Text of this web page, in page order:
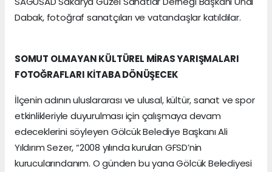
Dabak, fotoğraf sanatçıları ve vatandaşlar katıldılar.
SOMUT OLMAYAN KÜLTÜREL MİRAS YARIŞMALARI
FOTOĞRAFLARI KİTABA DÖNÜŞECEK
İlçenin adının uluslararası ve ulusal, kültür, sanat ve spor
etkinlikleriyle duyurulması için çalışmaya devam
edeceklerini söyleyen Gölcük Belediye Başkanı Ali
Yıldırım Sezer, “2008 yılında kurulan GFSD’nin
kurucularındanım. O günden bu yana Gölcük Belediyesi